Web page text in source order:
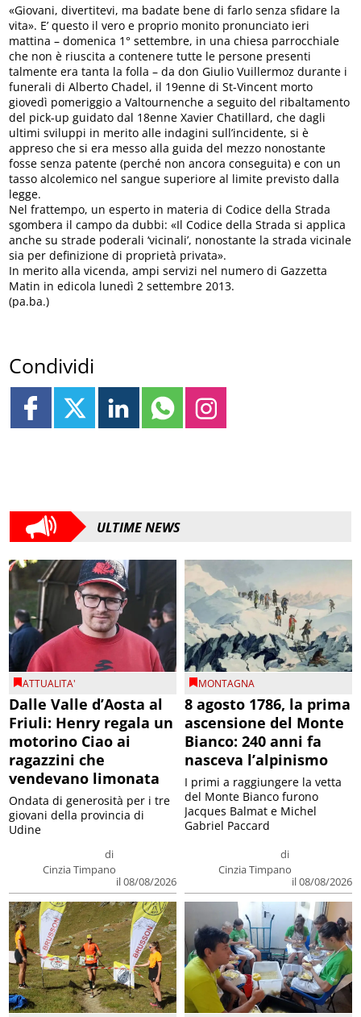
«Giovani, divertitevi, ma badate bene di farlo senza sfidare la
vita». E’ questo il vero e proprio monito pronunciato ieri
mattina – domenica 1° settembre, in una chiesa parrocchiale
che non è riuscita a contenere tutte le persone presenti
talmente era tanta la folla – da don Giulio Vuillermoz durante i
funerali di Alberto Chadel, il 19enne di St-Vincent morto
giovedì pomeriggio a Valtournenche a seguito del ribaltamento
del pick-up guidato dal 18enne Xavier Chatillard, che dagli
ultimi sviluppi in merito alle indagini sull’incidente, si è
appreso che si era messo alla guida del mezzo nonostante
fosse senza patente (perché non ancora conseguita) e con un
tasso alcolemico nel sangue superiore al limite previsto dalla
legge.
Nel frattempo, un esperto in materia di Codice della Strada
sgombera il campo da dubbi: «Il Codice della Strada si applica
anche su strade poderali ‘vicinali’, nonostante la strada vicinale
sia per definizione di proprietà privata».
In merito alla vicenda, ampi servizi nel numero di Gazzetta
Matin in edicola lunedì 2 settembre 2013.
(pa.ba.)
Condividi
ULTIME NEWS
ATTUALITA'
Dalle Valle d’Aosta al
Friuli: Henry regala un
motorino Ciao ai
ragazzini che
vendevano limonata
di
Cinzia Timpano
il 08/08/2026
Ondata di generosità per i tre
giovani della provincia di
Udine
MONTAGNA
8 agosto 1786, la prima
ascensione del Monte
Bianco: 240 anni fa
nasceva l’alpinismo
di
Cinzia Timpano
il 08/08/2026
I primi a raggiungere la vetta
del Monte Bianco furono
Jacques Balmat e Michel
Gabriel Paccard